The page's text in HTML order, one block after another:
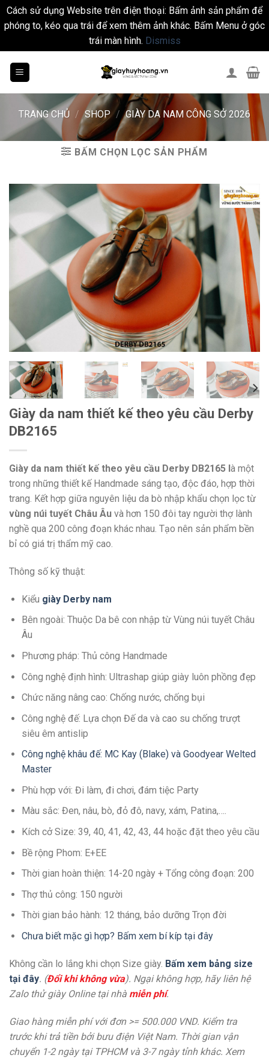
Cách sử dụng Website trên điện thoại: Bấm ảnh sản phẩm để
phóng to, kéo qua trái để xem thêm ảnh khác. Bấm Menu ở góc
trái màn hình. Dismiss
TRANG CHỦ / SHOP / GIÀY DA NAM CÔNG SỞ 2026
BẤM CHỌN LỌC SẢN PHẨM
Giày da nam thiết kế theo yêu cầu Derby
DB2165
Giày da nam thiết kế theo yêu cầu Derby DB2165 là một
trong những thiết kế Handmade sáng tạo, độc đáo, hợp thời
trang. Kết hợp giữa nguyên liệu da bò nhập khẩu chọn lọc từ
vùng núi tuyết Châu Âu và hơn 150 đôi tay người thợ lành
nghề qua 200 công đoạn khác nhau. Tạo nên sản phẩm bền
bỉ có giá trị thẩm mỹ cao.
Thông số kỹ thuật:
Kiểu giày Derby nam
Bên ngoài: Thuộc Da bê con nhập từ Vùng núi tuyết Châu
Âu
Phương pháp: Thủ công Handmade
Công nghệ định hình: Ultrashap giúp giày luôn phồng đẹp
Chức năng nâng cao: Chống nước, chống bụi
Công nghệ đế: Lựa chọn Đế da và cao su chống trượt
siêu êm antislip
Công nghệ khâu đế: MC Kay (Blake) và Goodyear Welted
Master
Phù hợp với: Đi làm, đi chơi, đám tiệc Party
Màu sắc: Đen, nâu, bò, đỏ đô, navy, xám, Patina,….
Kích cở Size: 39, 40, 41, 42, 43, 44 hoặc đặt theo yêu cầu
Bề rộng Phom: E+EE
Thời gian hoàn thiện: 14-20 ngày + Tổng công đoạn: 200
Thợ thủ công: 150 người
Thời gian bảo hành: 12 tháng, bảo dưỡng Trọn đời
Chưa biết mặc gì hợp? Bấm xem bí kíp tại đây
Không cần lo lắng khi chọn Size giày. Bấm xem bảng size
tại đây. (Đổi khi không vừa). Ngại không hợp, hãy liên hệ
Zalo thử giày Online tại nhà miễn phí.
Giao hàng miễn phí với đơn >= 500.000 VND. Kiểm tra
trước khi trả tiền bởi bưu điện Việt Nam. Thời gian vận
chuyển 1-2 ngày tại TPHCM và 3-7 ngày tỉnh khác. Xem